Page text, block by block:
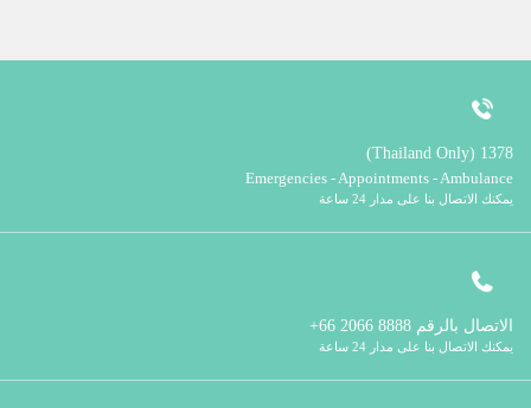
1378 (Thailand Only)
Emergencies - Appointments - Ambulance
يمكنك الاتصال بنا على مدار 24 ساعة
الاتصال بالرقم
يمكنك الاتصال بنا على مدار 24 ساعة